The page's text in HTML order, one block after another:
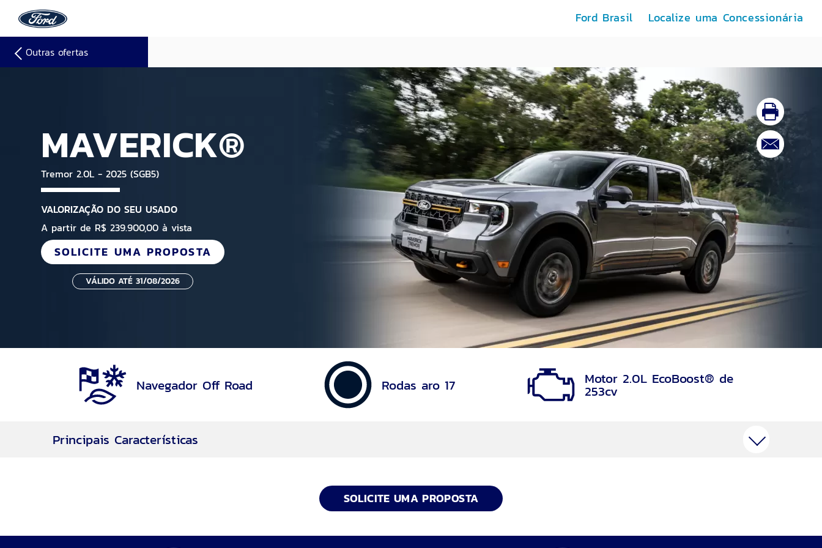
Ford Brasil Localize uma Concessionária
Outras ofertas
MAVERICK®
Tremor 2.0L - 2025 (SGB5)
VALORIZAÇÃO DO SEU USADO
A partir de R$ 239.900,00 à vista
SOLICITE UMA PROPOSTA
VÁLIDO ATÉ 31/08/2026
Navegador Off Road Rodas aro 17 Motor 2.0L EcoBoost® de
253cv
Principais Características
Transmissão Automática de 8 velocidades com E-Shifter
SOLICITE UMA PROPOSTA